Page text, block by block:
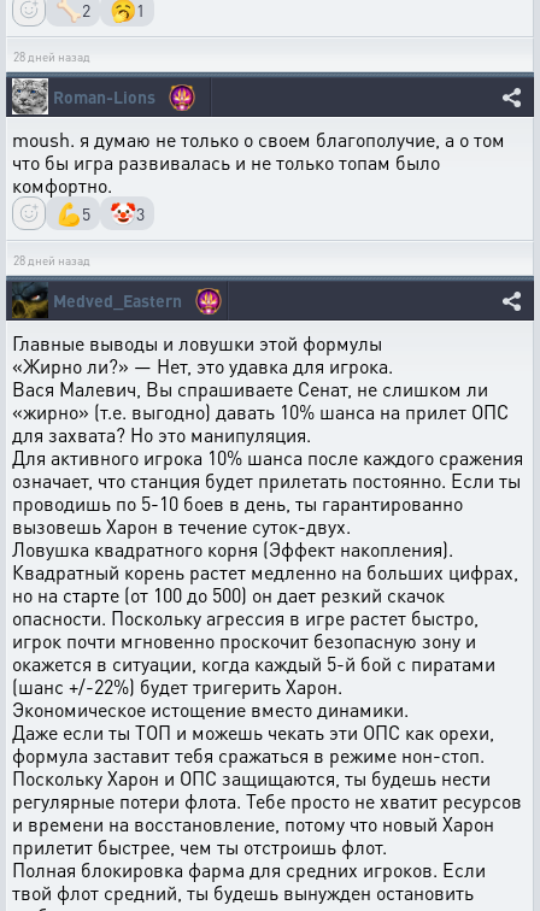
🦴2 🥱1
28 дней назад
Roman-Lions
moush. я думаю не только о своем благополучие, а о том
что бы игра развивалась и не только топам было
комфортно.
💪5 🤡3
28 дней назад
Medved_Eastern
Главные выводы и ловушки этой формулы
«Жирно ли?» — Нет, это удавка для игрока.
Вася Малевич, Вы спрашиваете Сенат, не слишком ли
«жирно» (т.е. выгодно) давать 10% шанса на прилет ОПС
для захвата? Но это манипуляция.
Для активного игрока 10% шанса после каждого сражения
означает, что станция будет прилетать постоянно. Если ты
проводишь по 5-10 боев в день, ты гарантированно
вызовешь Харон в течение суток-двух.
Ловушка квадратного корня (Эффект накопления).
Квадратный корень растет медленно на больших цифрах,
но на старте (от 100 до 500) он дает резкий скачок
опасности. Поскольку агрессия в игре растет быстро,
игрок почти мгновенно проскочит безопасную зону и
окажется в ситуации, когда каждый 5-й бой с пиратами
(шанс +/-22%) будет тригерить Харон.
Экономическое истощение вместо динамики.
Даже если ты ТОП и можешь чекать эти ОПС как орехи,
формула заставит тебя сражаться в режиме нон-стоп.
Поскольку Харон и ОПС защищаются, ты будешь нести
регулярные потери флота. Тебе просто не хватит ресурсов
и времени на восстановление, потому что новый Харон
прилетит быстрее, чем ты отстроишь флот.
Полная блокировка фарма для средних игроков. Если
твой флот средний, ты будешь вынужден остановить